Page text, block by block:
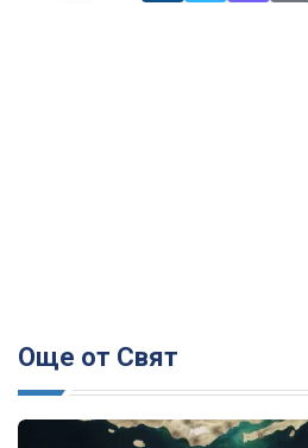
Още от Свят